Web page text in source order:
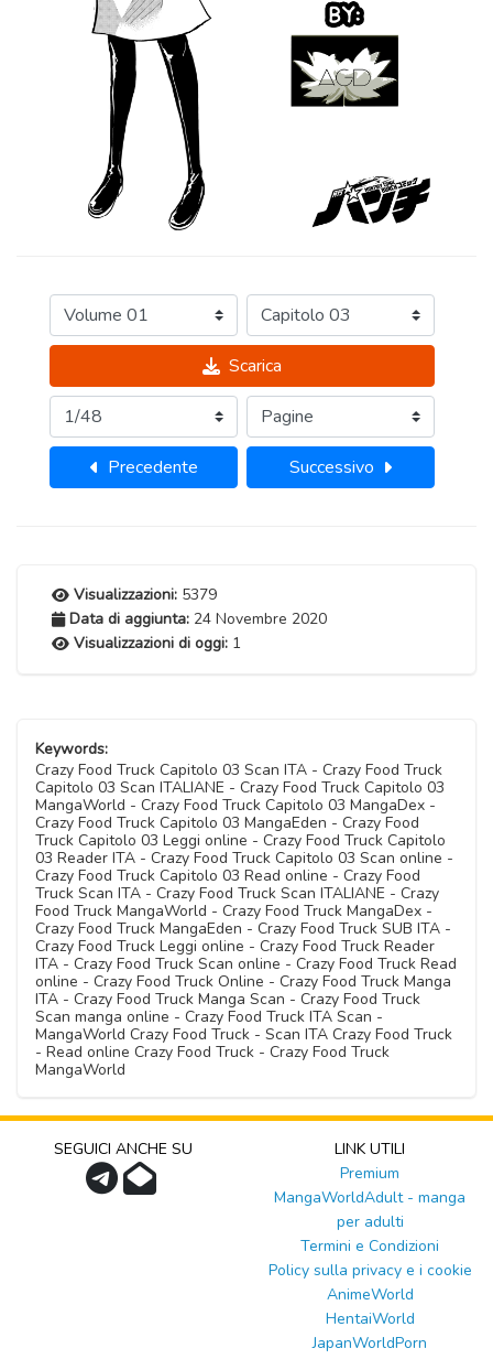
Scarica
Precedente Successivo
Visualizzazioni: 5379
Data di aggiunta: 24 Novembre 2020
Visualizzazioni di oggi: 1
Keywords:
Crazy Food Truck Capitolo 03 Scan ITA - Crazy Food Truck
Capitolo 03 Scan ITALIANE - Crazy Food Truck Capitolo 03
MangaWorld - Crazy Food Truck Capitolo 03 MangaDex -
Crazy Food Truck Capitolo 03 MangaEden - Crazy Food
Truck Capitolo 03 Leggi online - Crazy Food Truck Capitolo
03 Reader ITA - Crazy Food Truck Capitolo 03 Scan online -
Crazy Food Truck Capitolo 03 Read online - Crazy Food
Truck Scan ITA - Crazy Food Truck Scan ITALIANE - Crazy
Food Truck MangaWorld - Crazy Food Truck MangaDex -
Crazy Food Truck MangaEden - Crazy Food Truck SUB ITA -
Crazy Food Truck Leggi online - Crazy Food Truck Reader
ITA - Crazy Food Truck Scan online - Crazy Food Truck Read
online - Crazy Food Truck Online - Crazy Food Truck Manga
ITA - Crazy Food Truck Manga Scan - Crazy Food Truck
Scan manga online - Crazy Food Truck ITA Scan -
MangaWorld Crazy Food Truck - Scan ITA Crazy Food Truck
- Read online Crazy Food Truck - Crazy Food Truck
MangaWorld
SEGUICI ANCHE SU
LINK UTILI
Premium
MangaWorldAdult - manga
per adulti
Termini e Condizioni
Policy sulla privacy e i cookie
AnimeWorld
HentaiWorld
JapanWorldPorn